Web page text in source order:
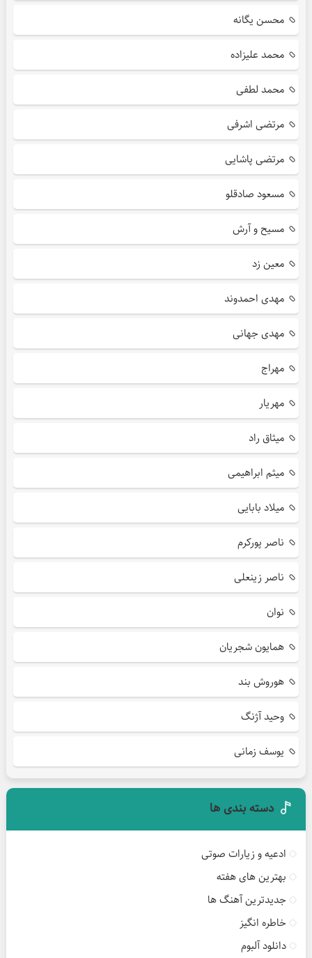
محسن یگانه
محمد علیزاده
محمد لطفی
مرتضی اشرفی
مرتضی پاشایی
مسعود صادقلو
مسیح و آرش
معین زد
مهدی احمدوند
مهدی جهانی
مهراج
مهریار
میثاق راد
میثم ابراهیمی
میلاد بابایی
ناصر پورکرم
ناصر زینعلی
نوان
همایون شجریان
هوروش بند
وحید آژنگ
یوسف زمانی
دسته بندی ها
ادعیه و زیارات صوتی
بهترین های هفته
جدیدترین آهنگ ها
خاطره انگیز
دانلود آلبوم